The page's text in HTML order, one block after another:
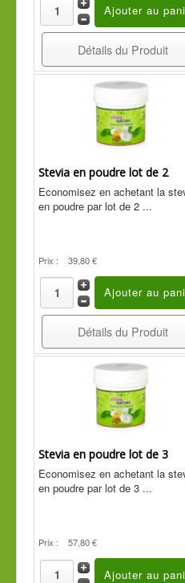
Détails du Produit
Stevia en poudre lot de 2
Economisez en achetant la
en poudre par lot de 2 ...
Prix : 39,80 €
Détails du Produit
Stevia en poudre lot de 3
Economisez en achetant la
en poudre par lot de 3 ...
Prix : 57,80 €